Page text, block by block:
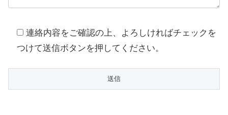
連絡内容をご確認の上、よろしければチェックを
つけて送信ボタンを押してください。